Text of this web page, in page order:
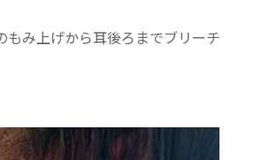
もみ上げから耳後ろまでブリーチ